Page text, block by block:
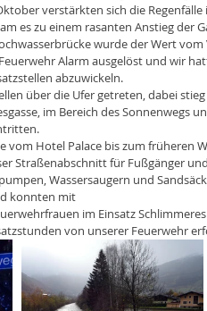
verstärkten sich die
es zu einem rasanten Anstieg der
wurde der Wert
Alarm ausgelöst und wir
abzuwickeln.
über die Ufer getreten, dabei
im Bereich des Sonnenwegs
vom Hotel Palace bis zum früheren
Straßenabschnitt für Fußgänger
Wassersaugern und
konnten mit
im Einsatz
von unserer Feuerwehr